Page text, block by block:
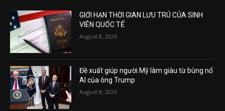
GIỚI HẠN THỜI GIAN LƯU TRÚ CỦA SINH
VIÊN QUỐC TẾ
August 8, 2026
Đề xuất giúp người Mỹ làm giàu từ bùng nổ
AI của ông Trump
August 8, 2026